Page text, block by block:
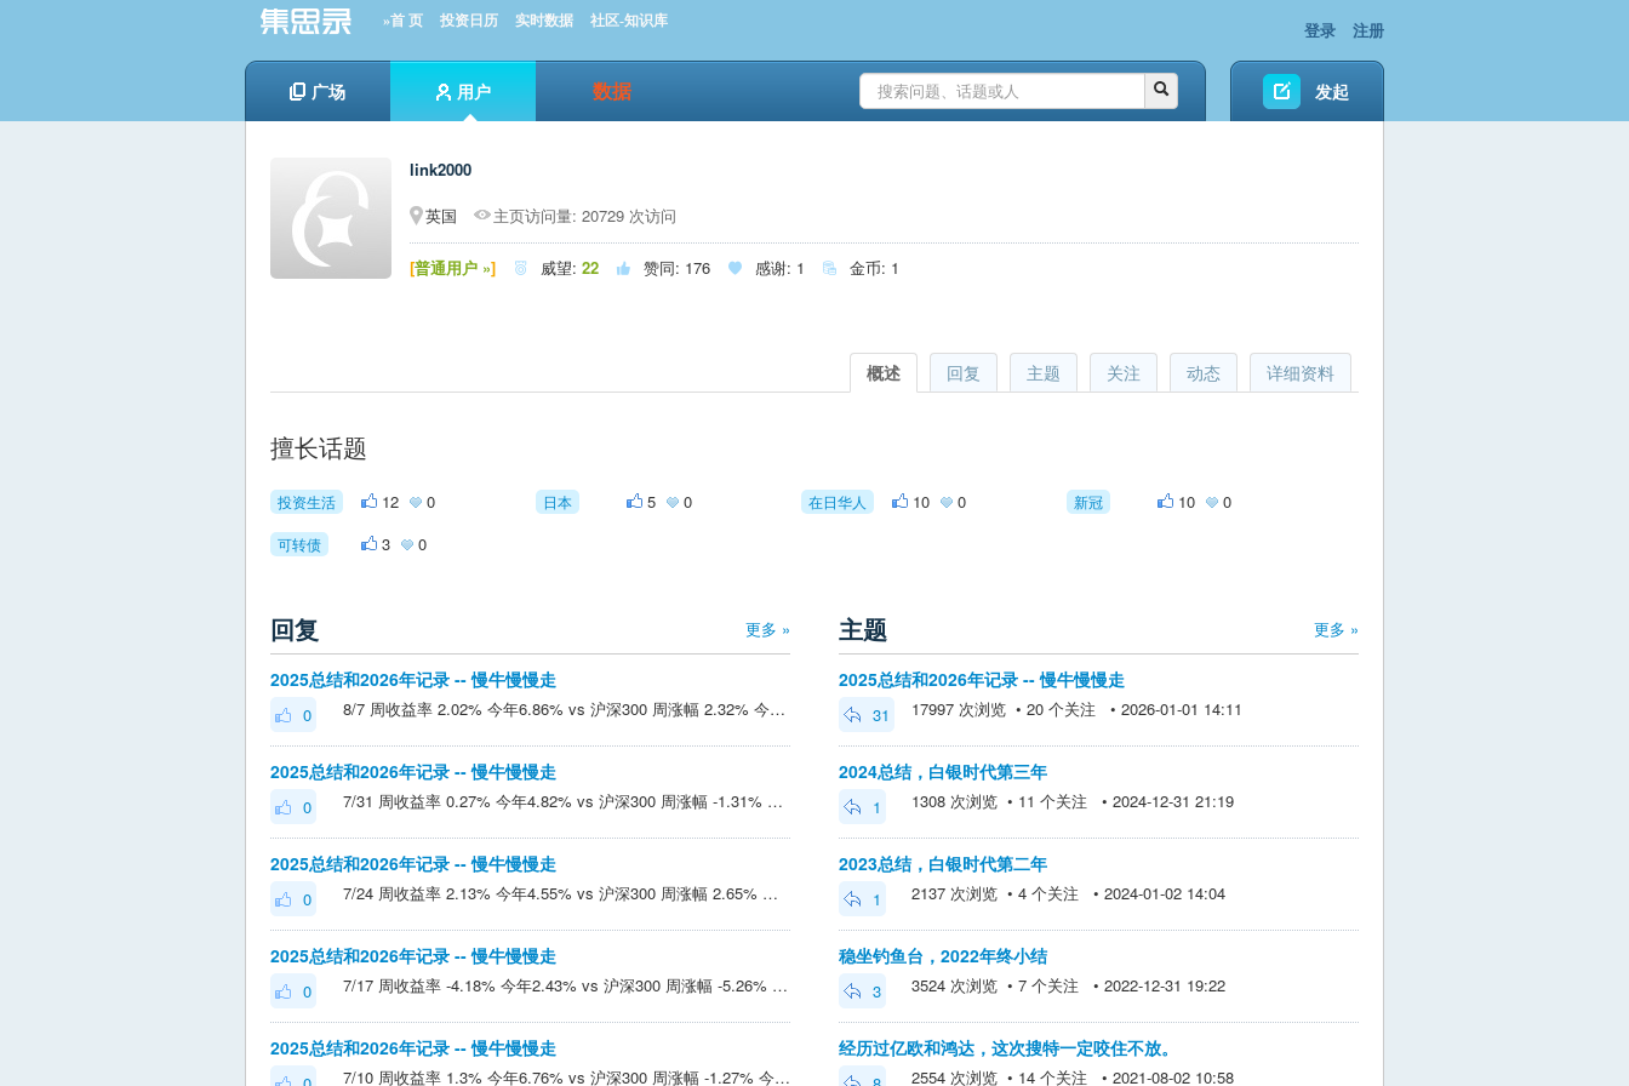
»首 页 投资日历 实时数据 社区-知识库 登录 注册
广场 用户 数据 发起
link2000
英国
主页访问量: 20729 次访问
[普通用户 »]  威望: 22  赞同: 176  感谢: 1  金币: 1
详细资料
动态
关注
主题
回复
概述
擅长话题
投资生活 12 0 日本 5 0 在日华人 10 0 新冠 10 0
可转债 3 0
更多 »
回复
2025总结和2026年记录 -- 慢牛慢慢走
0 8/7 周收益率 2.02% 今年6.86% vs 沪深300 周涨幅 2.32% 今年 1.39%。 收益主要来自期权和可转债。反弹中。 目前大致持仓： —转债 43% —门票股 6% —黄金ETF 5% —期权买购 1% (买购沪深300、科创和中证50...
2025总结和2026年记录 -- 慢牛慢慢走
0 7/31 周收益率 0.27% 今年4.82% vs 沪深300 周涨幅 -1.31% 今年 -0.9%。 收益主要来自可转债，弥补了期权卖沽的亏损。科技和双创的大幅下跌，极其挑战科创期权卖沽，安全垫不断受到挤压，周四美股芯片股的大幅反弹给了喘息的机会，接下来...
2025总结和2026年记录 -- 慢牛慢慢走
0 7/24 周收益率 2.13% 今年4.55% vs 沪深300 周涨幅 2.65% 今年 0.42%。 收益主要来自期权卖沽。GJD的托盘资金带来回血，把上周的巨大下跌挽回了一大半。美伊看似动静很大，油价也有所上升，主流看法仍是TACO，问题是如何让双方体面...
2025总结和2026年记录 -- 慢牛慢慢走
0 7/17 周收益率 -4.18% 今年2.43% vs 沪深300 周涨幅 -5.26% 今年 -2.18%。 损失主要来自期权卖沽和少量买购，主要发生在周五。这周特别是周五下跌巨大。全周看，转债这块反而变动不大。 目前大致持仓： —转债 60% —门票股 ...
2025总结和2026年记录 -- 慢牛慢慢走
7/10 周收益率 1.3% 今年6.76% vs 沪深300 周涨幅 -1.27% 今年 3.26%。 收益主要来自期权卖沽，和少量买购。 美伊谈谈打打，市场看来已经认定终将平息。关注点是美国加息与否、中国CPI。双创暴涨暴跌预示着分化行情远未逆转，待看长鑫...
更多 »
主题
2025总结和2026年记录 -- 慢牛慢慢走
31 17997 次浏览 • 20 个关注 • 2026-01-01 14:11
2024总结，白银时代第三年
1 1308 次浏览 • 11 个关注 • 2024-12-31 21:19
2023总结，白银时代第二年
1 2137 次浏览 • 4 个关注 • 2024-01-02 14:04
稳坐钓鱼台，2022年终小结
3 3524 次浏览 • 7 个关注 • 2022-12-31 19:22
经历过亿欧和鸿达，这次搜特一定咬住不放。
2554 次浏览 • 14 个关注 • 2021-08-02 10:58